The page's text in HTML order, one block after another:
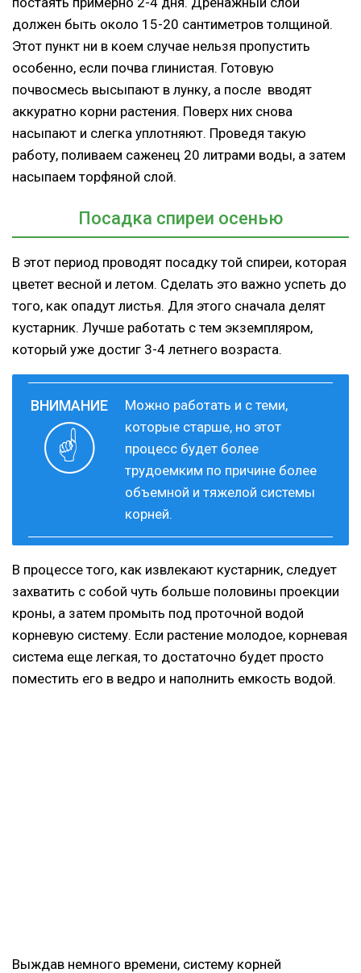
должен быть около 15-20 сантиметров толщиной.
Этот пункт ни в коем случае нельзя пропустить
особенно, если почва глинистая. Готовую
почвосмесь высыпают в лунку, а после вводят
аккуратно корни растения. Поверх них снова
насыпают и слегка уплотняют. Проведя такую
работу, поливаем саженец 20 литрами воды, а затем
насыпаем торфяной слой.
Посадка спиреи осенью
В этот период проводят посадку той спиреи, которая
цветет весной и летом. Сделать это важно успеть до
того, как опадут листья. Для этого сначала делят
кустарник. Лучше работать с тем экземпляром,
который уже достиг 3-4 летнего возраста.
Можно работать и с теми,
которые старше, но этот
процесс будет более
трудоемким по причине более
объемной и тяжелой системы
корней.
В процессе того, как извлекают кустарник, следует
захватить с собой чуть больше половины проекции
кроны, а затем промыть под проточной водой
корневую систему. Если растение молодое, корневая
система еще легкая, то достаточно будет просто
поместить его в ведро и наполнить емкость водой.
Выждав немного времени, систему корней